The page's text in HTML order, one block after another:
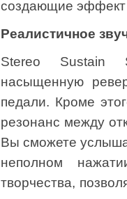
создающие эффект
Реалистичное
Stereo Sustain
насыщенную
педали. Кроме
резонанс между
Вы сможете
неполном
творчества,